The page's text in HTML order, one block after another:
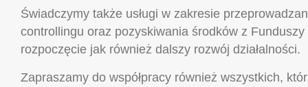
Świadczymy także usługi w zakresie
controllingu oraz pozyskiwania środków z
rozpoczęcie jak również dalszy rozwój działalności.
Zapraszamy do współpracy również wszystkich,